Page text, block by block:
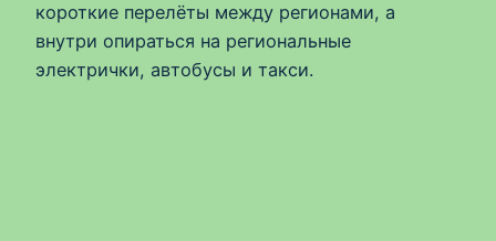
короткие перелёты между регионами, а
внутри опираться на региональные
электрички, автобусы и такси.